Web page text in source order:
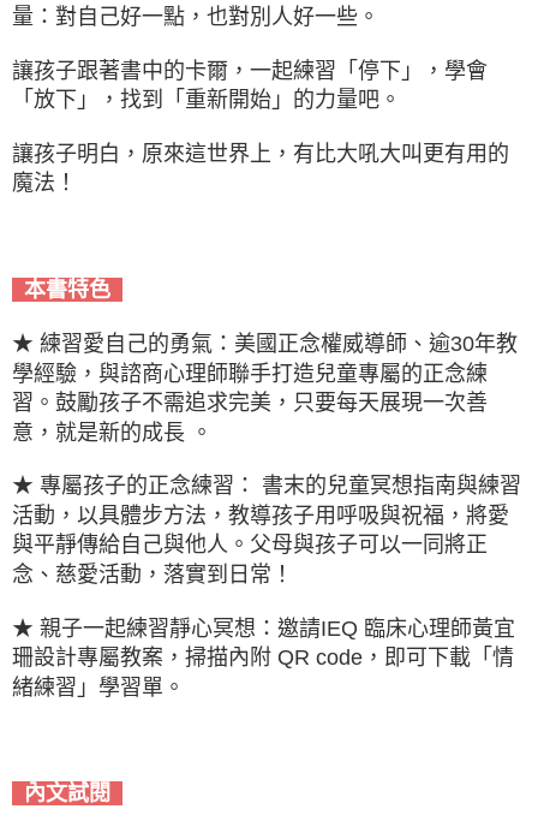
量：對自己好一點，也對別人好一些。
讓孩子跟著書中的卡爾，一起練習「停下」，學會
「放下」，找到「重新開始」的力量吧。
讓孩子明白，原來這世界上，有比大吼大叫更有用的
魔法！
本書特色
★ 練習愛自己的勇氣：美國正念權威導師、逾30年教
學經驗，與諮商心理師聯手打造兒童專屬的正念練
習。鼓勵孩子不需追求完美，只要每天展現一次善
意，就是新的成長 。
★ 專屬孩子的正念練習： 書末的兒童冥想指南與練習
活動，以具體步方法，教導孩子用呼吸與祝福，將愛
與平靜傳給自己與他人。父母與孩子可以一同將正
念、慈愛活動，落實到日常！
★ 親子一起練習靜心冥想：邀請IEQ 臨床心理師黃宜
珊設計專屬教案，掃描內附 QR code，即可下載「情
緒練習」學習單。
內文試閱